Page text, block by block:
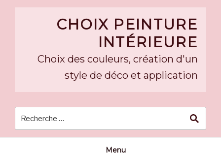
CHOIX PEINTURE
INTÉRIEURE
Choix des couleurs, création d'un
style de déco et application
Menu